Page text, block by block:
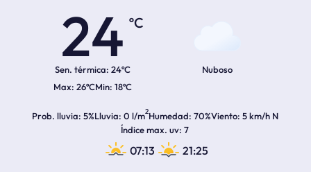
24
ºC
Sen. térmica: 24ºC
26ºC 18ºC
Nuboso
Prob. lluvia 5%Lluvia 0 l/m2Humedad 70%Viento 5 km/h N
Índice max. uv 7
07:13 21:25